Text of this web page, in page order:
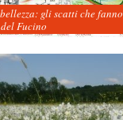
gli scatti che fanno
Fucino